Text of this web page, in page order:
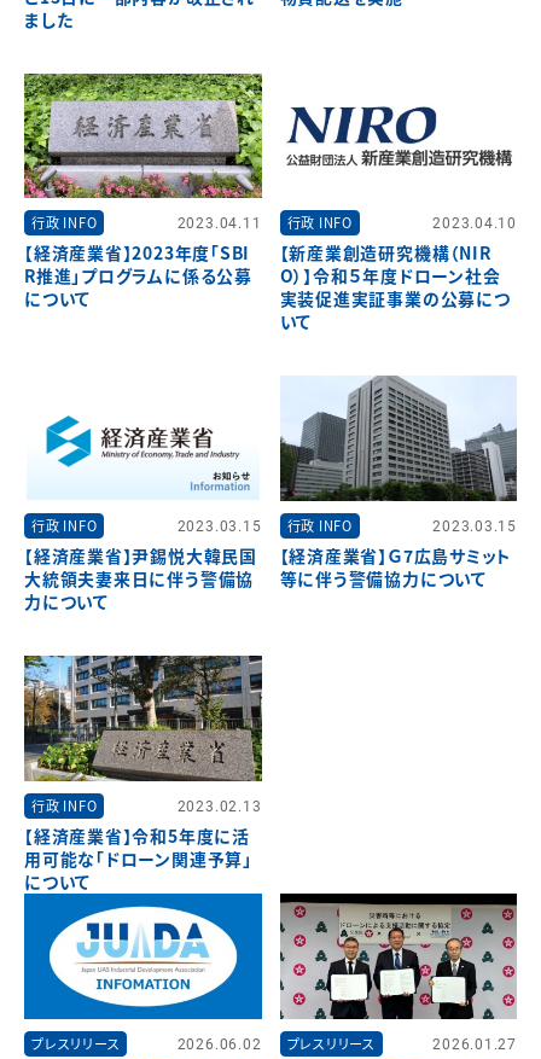
ました
行政 INFO 2023.04.11
【経済産業省】2023年度「SBI
R推進」プログラムに係る公募
について
行政 INFO 2023.04.10
【新産業創造研究機構（NIR
O）】令和５年度ドローン社会
実装促進実証事業の公募につ
いて
行政 INFO 2023.03.15
【経済産業省】尹錫悦大韓民国
大統領夫妻来日に伴う警備協
力について
行政 INFO 2023.03.15
【経済産業省】Ｇ7広島サミット
等に伴う警備協力について
行政 INFO 2023.02.13
【経済産業省】令和5年度に活
用可能な「ドローン関連予算」
について
プレスリリース 2026.06.02 プレスリリース 2026.01.27